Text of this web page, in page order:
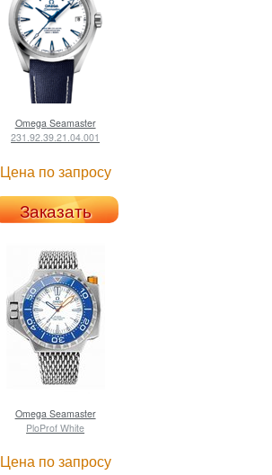
OmegaSeamaster
231.92.39.21.04.001
Цена по запросу
Заказать
Omega Seamaster
PloProf White
Цена по запросу